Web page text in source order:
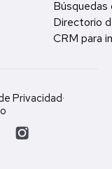
Búsquedas
Directorio
CRM para
Privacidad·